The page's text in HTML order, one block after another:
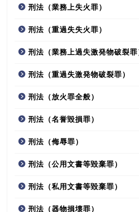
刑法（業務上失火罪）
刑法（重過失失火罪）
刑法（業務上過失激発物破裂罪
刑法（重過失激発物破裂罪）
刑法（放火罪全般）
刑法（名誉毀損罪）
刑法（侮辱罪）
刑法（公用文書等毀棄罪）
刑法（私用文書等毀棄罪）
刑法（器物損壊罪）